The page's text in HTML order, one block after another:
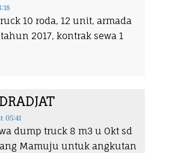
10 roda, 12 unit, armada
2017, kontrak sewa 1
05:41
dump truck 8 m3 u Okt sd
Mamuju untuk angkutan